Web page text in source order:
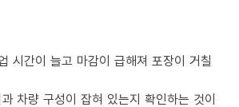
시간이 늘고 마감이 급해져 포장이 거칠
차량 구성이 잡혀 있는지 확인하는 것이